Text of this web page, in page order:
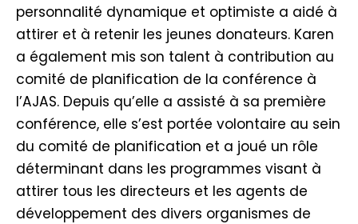
personnalité dynamique et optimiste a aidé à
attirer et à retenir les jeunes donateurs. Karen
a également mis son talent à contribution au
comité de planification de la conférence à
l’AJAS. Depuis qu’elle a assisté à sa première
conférence, elle s’est portée volontaire au sein
du comité de planification et a joué un rôle
déterminant dans les programmes visant à
attirer tous les directeurs et les agents de
développement des divers organismes de